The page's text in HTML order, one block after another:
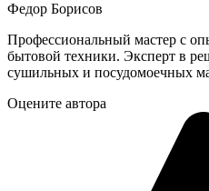
Федор Борисов
Профессиональный мастер с
бытовой техники. Эксперт в
сушильных и посудомоечных
Оцените автора